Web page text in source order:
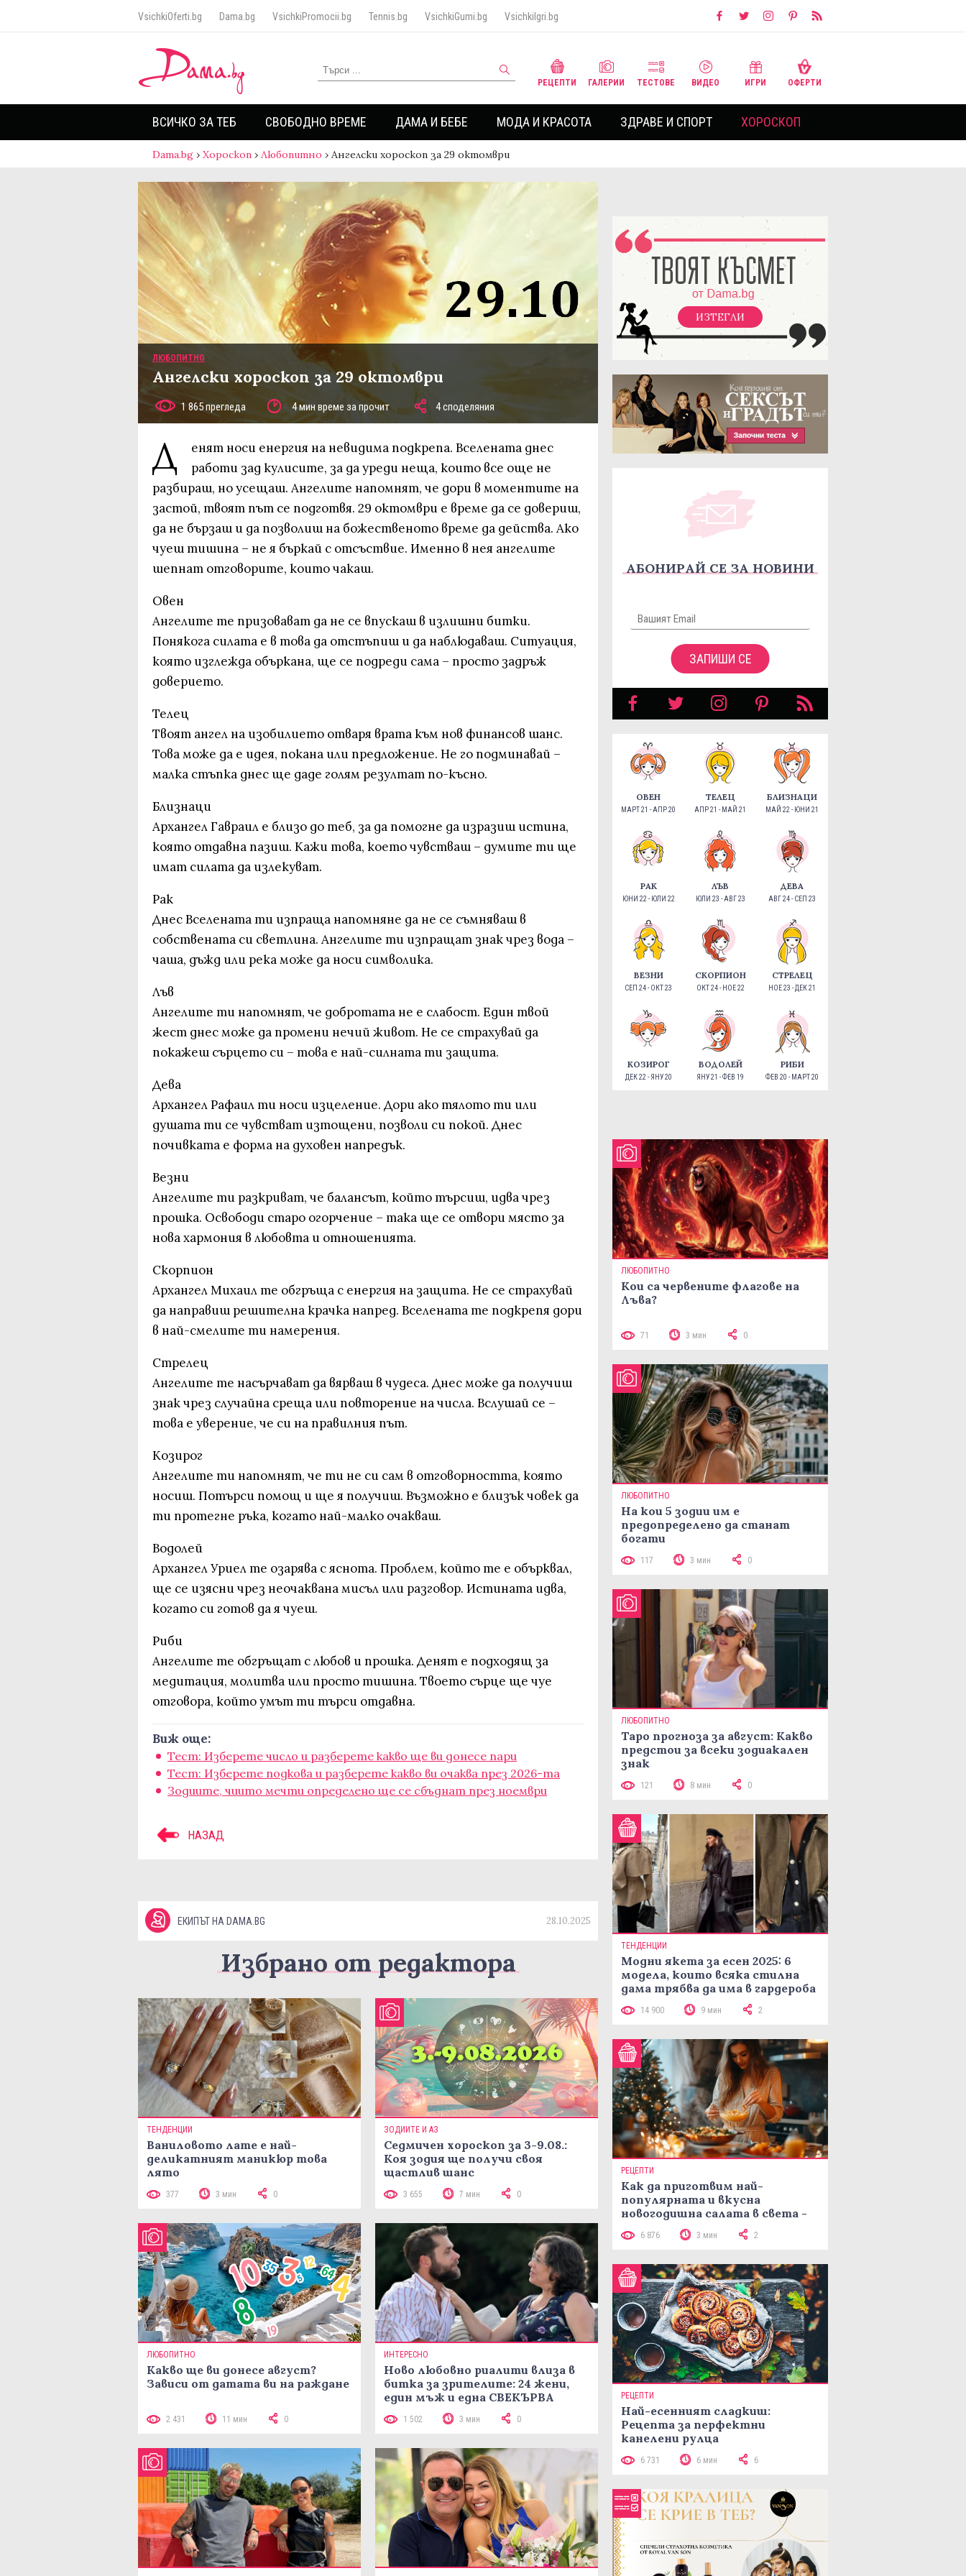
VsichkiOferti.bg Dama.bg VsichkiPromocii.bg Tennis.bg VsichkiGumi.bg VsichkiIgri.bg
РЕЦЕПТИ ГАЛЕРИИ ТЕСТОВЕ ВИДЕО ИГРИ ОФЕРТИ
ВСИЧКО ЗА ТЕБ СВОБОДНО ВРЕМЕ ДАМА И БЕБЕ МОДА И КРАСОТА ЗДРАВЕ И СПОРТ ХОРОСКОП
Dama.bg › Хороскоп › Любопитно › Ангелски хороскоп за 29 октомври
ЛЮБОПИТНО
Ангелски хороскоп за 29 октомври
1 865 прегледа 4 мин време за прочит 4 споделяния
Д
енят носи енергия на невидима подкрепа. Вселената днес
работи зад кулисите, за да уреди неща, които все още не
разбираш, но усещаш. Ангелите напомнят, че дори в моментите на
застой, твоят път се подготвя. 29 октомври е време да се довериш,
да не бързаш и да позволиш на божественото време да действа. Ако
чуеш тишина – не я бъркай с отсъствие. Именно в нея ангелите
шепнат отговорите, които чакаш.
Овен
Ангелите те призовават да не се впускаш в излишни битки.
Понякога силата е в това да отстъпиш и да наблюдаваш. Ситуация,
която изглежда объркана, ще се подреди сама – просто задръж
доверието.
Телец
Твоят ангел на изобилието отваря врата към нов финансов шанс.
Това може да е идея, покана или предложение. Не го подминавай –
малка стъпка днес ще даде голям резултат по-късно.
Близнаци
Архангел Гавраил е близо до теб, за да помогне да изразиш истина,
която отдавна пазиш. Кажи това, което чувстваш – думите ти ще
имат силата да излекуват.
Рак
Днес Вселената ти изпраща напомняне да не се съмняваш в
собствената си светлина. Ангелите ти изпращат знак чрез вода –
чаша, дъжд или река може да носи символика.
Лъв
Ангелите ти напомнят, че добротата не е слабост. Един твой
жест днес може да промени нечий живот. Не се страхувай да
покажеш сърцето си – това е най-силната ти защита.
Дева
Архангел Рафаил ти носи изцеление. Дори ако тялото ти или
душата ти се чувстват изтощени, позволи си покой. Днес
почивката е форма на духовен напредък.
Везни
Ангелите ти разкриват, че балансът, който търсиш, идва чрез
прошка. Освободи старо огорчение – така ще се отвори място за
нова хармония в любовта и отношенията.
Скорпион
Архангел Михаил те обгръща с енергия на защита. Не се страхувай
да направиш решителна крачка напред. Вселената те подкрепя дори
в най-смелите ти намерения.
Стрелец
Ангелите те насърчават да вярваш в чудеса. Днес може да получиш
знак чрез случайна среща или повторение на числа. Вслушай се –
това е уверение, че си на правилния път.
Козирог
Ангелите ти напомнят, че ти не си сам в отговорността, която
носиш. Потърси помощ и ще я получиш. Възможно е близък човек да
ти протегне ръка, когато най-малко очакваш.
Водолей
Архангел Уриел те озарява с яснота. Проблем, който те е обърквал,
ще се изясни чрез неочаквана мисъл или разговор. Истината идва,
когато си готов да я чуеш.
Риби
Ангелите те обгръщат с любов и прошка. Денят е подходящ за
медитация, молитва или просто тишина. Твоето сърце ще чуе
отговора, който умът ти търси отдавна.
Виж още:
Тест: Изберете число и разберете какво ще ви донесе пари
Тест: Изберете подкова и разберете какво ви очаква през 2026-та
Зодиите, чиито мечти определено ще се сбъднат през ноември
НАЗАД
ЕКИПЪТ НА DAMA.BG 28.10.2025
Избрано от редактора
ТЕНДЕНЦИИ
Ваниловото лате е най-
деликатният маникюр това
лято
377 3 мин 0
ЗОДИИТЕ И АЗ
Седмичен хороскоп за 3-9.08.:
Коя зодия ще получи своя
щастлив шанс
3 655 7 мин 0
ЛЮБОПИТНО
Какво ще ви донесе август?
Зависи от датата ви на ражданe
2 431 11 мин 0
ИНТЕРЕСНО
Ново любовно риалити влиза в
битка за зрителите: 24 жени,
един мъж и една СВЕКЪРВА
1 502 3 мин 0
ИЗТЕГЛИ
АБОНИРАЙ СЕ ЗА НОВИНИ
ЗАПИШИ СЕ
ОВЕН
МАРТ 21 - АПР 20
ТЕЛЕЦ
АПР 21 - МАЙ 21
БЛИЗНАЦИ
МАЙ 22 - ЮНИ 21
РАК
ЮНИ 22 - ЮЛИ 22
ЛЪВ
ЮЛИ 23 - АВГ 23
ДЕВА
АВГ 24 - СЕП 23
ВЕЗНИ
СЕП 24 - ОКТ 23
СКОРПИОН
ОКТ 24 - НОЕ 22
СТРЕЛЕЦ
НОЕ 23 - ДЕК 21
КОЗИРОГ
ДЕК 22 - ЯНУ 20
ВОДОЛЕЙ
ЯНУ 21 - ФЕВ 19
РИБИ
ФЕВ 20 - МАРТ 20
ЛЮБОПИТНО
Кои са червените флагове на
Лъва?
71 3 мин 0
ЛЮБОПИТНО
На кои 5 зодии им е
предопределено да станат
богати
117 3 мин 0
ЛЮБОПИТНО
Таро прогноза за август: Какво
предстои за всеки зодиакален
знак
121 8 мин 0
ТЕНДЕНЦИИ
Модни якета за есен 2025: 6
модела, които всяка стилна
дама трябва да има в гардероба
14 900 9 мин 2
РЕЦЕПТИ
Как да приготвим най-
популярната и вкусна
новогодишна салата в света -
рецепта Мимоза
6 876 3 мин 2
РЕЦЕПТИ
Най-есенният сладкиш:
Рецепта за перфектни
канелени рулца
6 731 6 мин 6